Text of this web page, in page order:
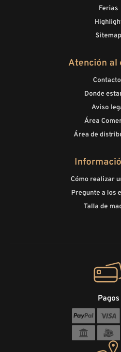
Ferias
Sitemap
Atención al
Donde
Aviso
Área
Área de
Cómo realizar
Pregunte a los
Talla de
Pagos